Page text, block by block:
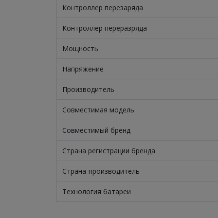
Контроллер перезаряда
Контроллер переразряда
Мощность
Напряжение
Производитель
Совместимая модель
Совместимый бренд
Страна регистрации бренда
Страна-производитель
Технология батареи